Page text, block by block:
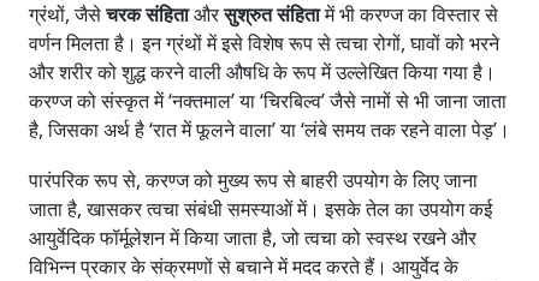
ग्रंथों, जैसेचरक संहिताऔरसुश्रुत संहितामें भी करण्ज का विस्तार से
वर्णन मिलता है। इन ग्रंथों में इसे विशेष रूप से त्वचा रोगों, घावों को भरने
और शरीर को शुद्ध करने वाली औषधि के रूप में उल्लेखित किया गया है।
करण्ज को संस्कृत में ‘नक्तमाल’ या ‘चिरबिल्व’ जैसे नामों से भी जाना जाता
है, जिसका अर्थ है ‘रात में फूलने वाला’ या ‘लंबे समय तक रहने वाला पेड़’।
पारंपरिक रूप से, करण्ज को मुख्य रूप से बाहरी उपयोग के लिए जाना
जाता है, खासकर त्वचा संबंधी समस्याओं में। इसके तेल का उपयोग कई
आयुर्वेदिक फॉर्मूलेशन में किया जाता है, जो त्वचा को स्वस्थ रखने और
विभिन्न प्रकार के संक्रमणों से बचाने में मदद करते हैं। आयुर्वेद के